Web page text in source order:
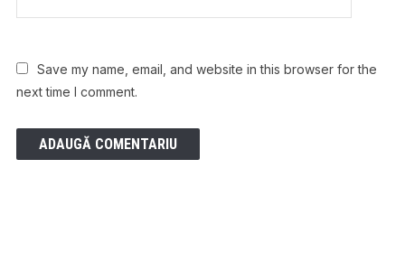
Save my name, email, and website in this browser for the
next time I comment.